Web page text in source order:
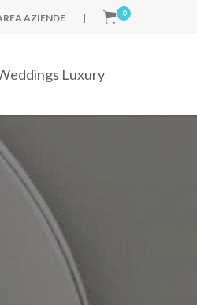
AZIENDE | 0
Luxury